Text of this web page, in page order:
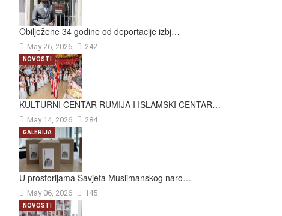
Obilježene 34 godine od deportacije izbj…
May 26, 2026 242
KULTURNI CENTAR RUMIJA I ISLAMSKI CENTAR…
May 14, 2026 284
NOVOSTI
U prostorijama Savjeta Muslimanskog naro…
May 06, 2026 145
GALERIJA
NOVOSTI